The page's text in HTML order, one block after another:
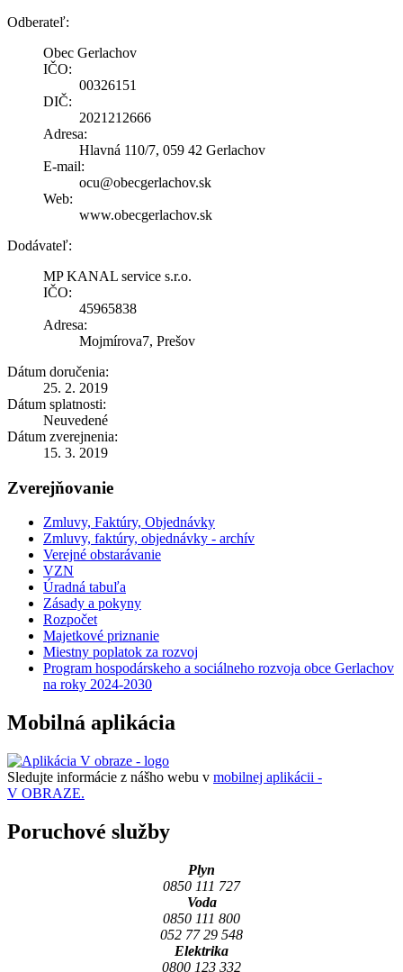
Odberateľ:
Obec Gerlachov
IČO:
00326151
DIČ:
2021212666
Adresa:
Hlavná 110/7, 059 42 Gerlachov
E-mail:
ocu@obecgerlachov.sk
Web:
www.obecgerlachov.sk
Dodávateľ:
MP KANAL service s.r.o.
IČO:
45965838
Adresa:
Mojmírova7, Prešov
Dátum doručenia:
25. 2. 2019
Dátum splatnosti:
Neuvedené
Dátum zverejnenia:
15. 3. 2019
Zverejňovanie
Zmluvy, Faktúry, Objednávky
Zmluvy, faktúry, objednávky - archív
Verejné obstarávanie
VZN
Úradná tabuľa
Zásady a pokyny
Rozpočet
Majetkové priznanie
Miestny poplatok za rozvoj
Program hospodárskeho a sociálneho rozvoja obce Gerlachov
na roky 2024-2030
Mobilná aplikácia
Sledujte informácie z nášho webu v mobilnej aplikácii -
V OBRAZE.
Poruchové služby
Plyn
0850 111 727
Voda
0850 111 800
052 77 29 548
Elektrika
0800 123 332